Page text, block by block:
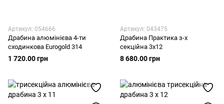
Артикул: 054666
Драбина алюмінієва 4-ти
сходинкова Eurogold 314
1 720.00 грн
Артикул: 043475
Драбина Практика з-х
секційна 3х12
8 680.00 грн